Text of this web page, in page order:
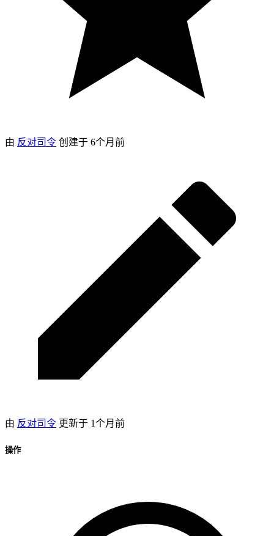
由 反对司令 创建于 6个月前
由 反对司令 更新于 1个月前
操作